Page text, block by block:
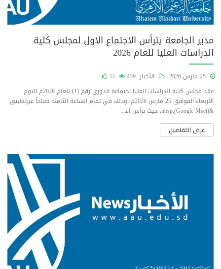
مدير الجامعة يترأس الاجتماع الاول لمجلس كلية
الدراسات العليا للعام 2026
الأخبار 439
34
عقد مجلس كلية الدراسات العليا اجتماعه الدوري رقم (1) للعام 2026م اليوم
الأربعاء الموافق 25 مارس 2026م، وذلك في تمام الساعة الثامنة صباحاً عبرتطبيق
&nbsp;(Google Meet)، حيث ترأس الا...
عرض التفاصيل